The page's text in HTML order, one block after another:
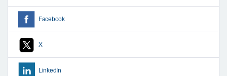
Facebook
X
LinkedIn